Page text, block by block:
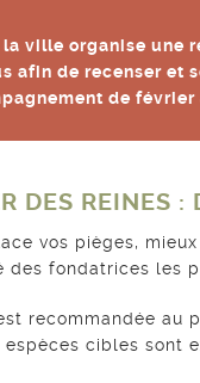
ville organise une
afin de recenser
de février
DES REINES :
vos pièges,
des fondatrices les
recommandée
espèces cibles sont